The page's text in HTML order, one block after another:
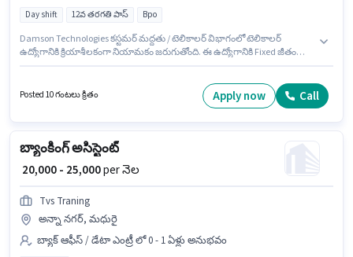
Day shift 12వ తరగతి పాస్ Bpo
Damson Technologies కస్టమర్ మద్దతు / టెలికాలర్ విభాగంలో టెలికాలర్
ఉద్యోగానికి క్రియాశీలకంగా నియామకం జరుగుతోంది. ఈ ఉద్యోగానికి Fixed జీతం
లేదా సర్టిఫికెట్ కలిగి ఉండాలి. ఈ ఉద్యోగానికి అవసరమైన డాక్యుమెంట్లు PAN Card,
Posted 10 గంటలు క్రితం Apply now Call
బ్యాంకింగ్ అసిస్టెంట్
₹ 20,000 - 25,000per నెల
Tvs Traning
అన్నా నగర్, మధురై
బ్యాక్ ఆఫీస్ / డేటా ఎంట్రీ లో 0 - 1 ఏళ్లు అనుభవం